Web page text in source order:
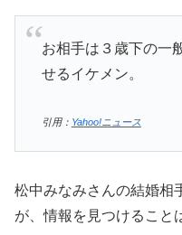
お相手は３歳下の一
せるイケメン。
引用： Yahoo!ニュース
松中みなみさんの結婚相
が、情報を見つけること